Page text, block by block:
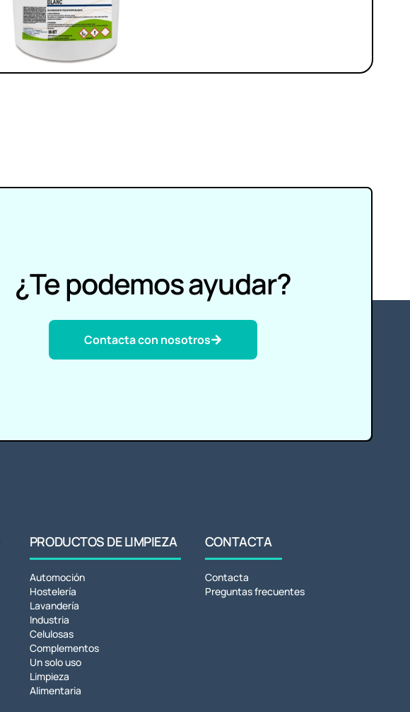
¿Te podemos ayudar?
Contacta con nosotros
PRODUCTOS DE LIMPIEZA
Automoción
Hostelería
Lavandería
Industria
Celulosas
Complementos
Un solo uso
Limpieza
Alimentaria
CONTACTA
Contacta
Preguntas frecuentes